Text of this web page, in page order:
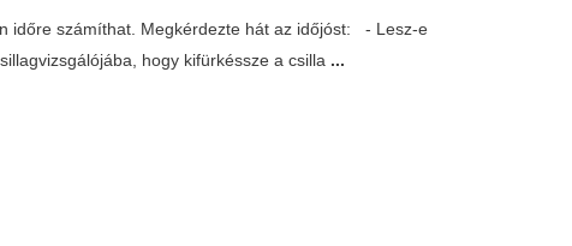
időre számíthat. Megkérdezte hát az időjóst: - Lesz-e
hogy kifürkéssze a csilla ...